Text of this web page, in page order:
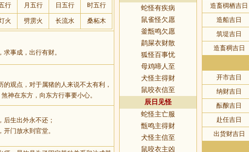
行 月五行 日五行 时五行
火 劈雳火 长流水 桑柘木
事成，出行有财。
观点，对于属猪的人来说不太有利，
神在东方，向东方行事要小心。
生出外永不还；
门放水到官堂。
蛇怪有疾病
鼠雀怪欠愿
釜甑鸣欠愿
鹋屎衣财散
狐怪百事忧
母鸡啼人至
犬怪主得财
鼠咬衣信至
辰日见怪
蛇怪主亡服
甑鸣主得财
犬怪主信至
鼠咬衣主凶
造畜椆栖吉日
造船吉日
筑堤吉日
造畜稠吉日
开市吉日
纳财吉日
酝酿吉日
赴任吉日
出货财吉日